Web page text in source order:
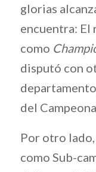
glorias
encuentra:
como
disputó con
del
Por otro
como Sub-